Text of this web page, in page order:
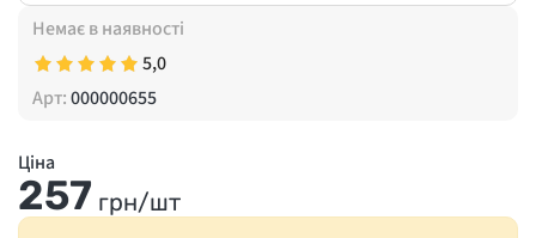
Немає в наявності
5,0
Арт:000000655
Ціна
257 грн/шт